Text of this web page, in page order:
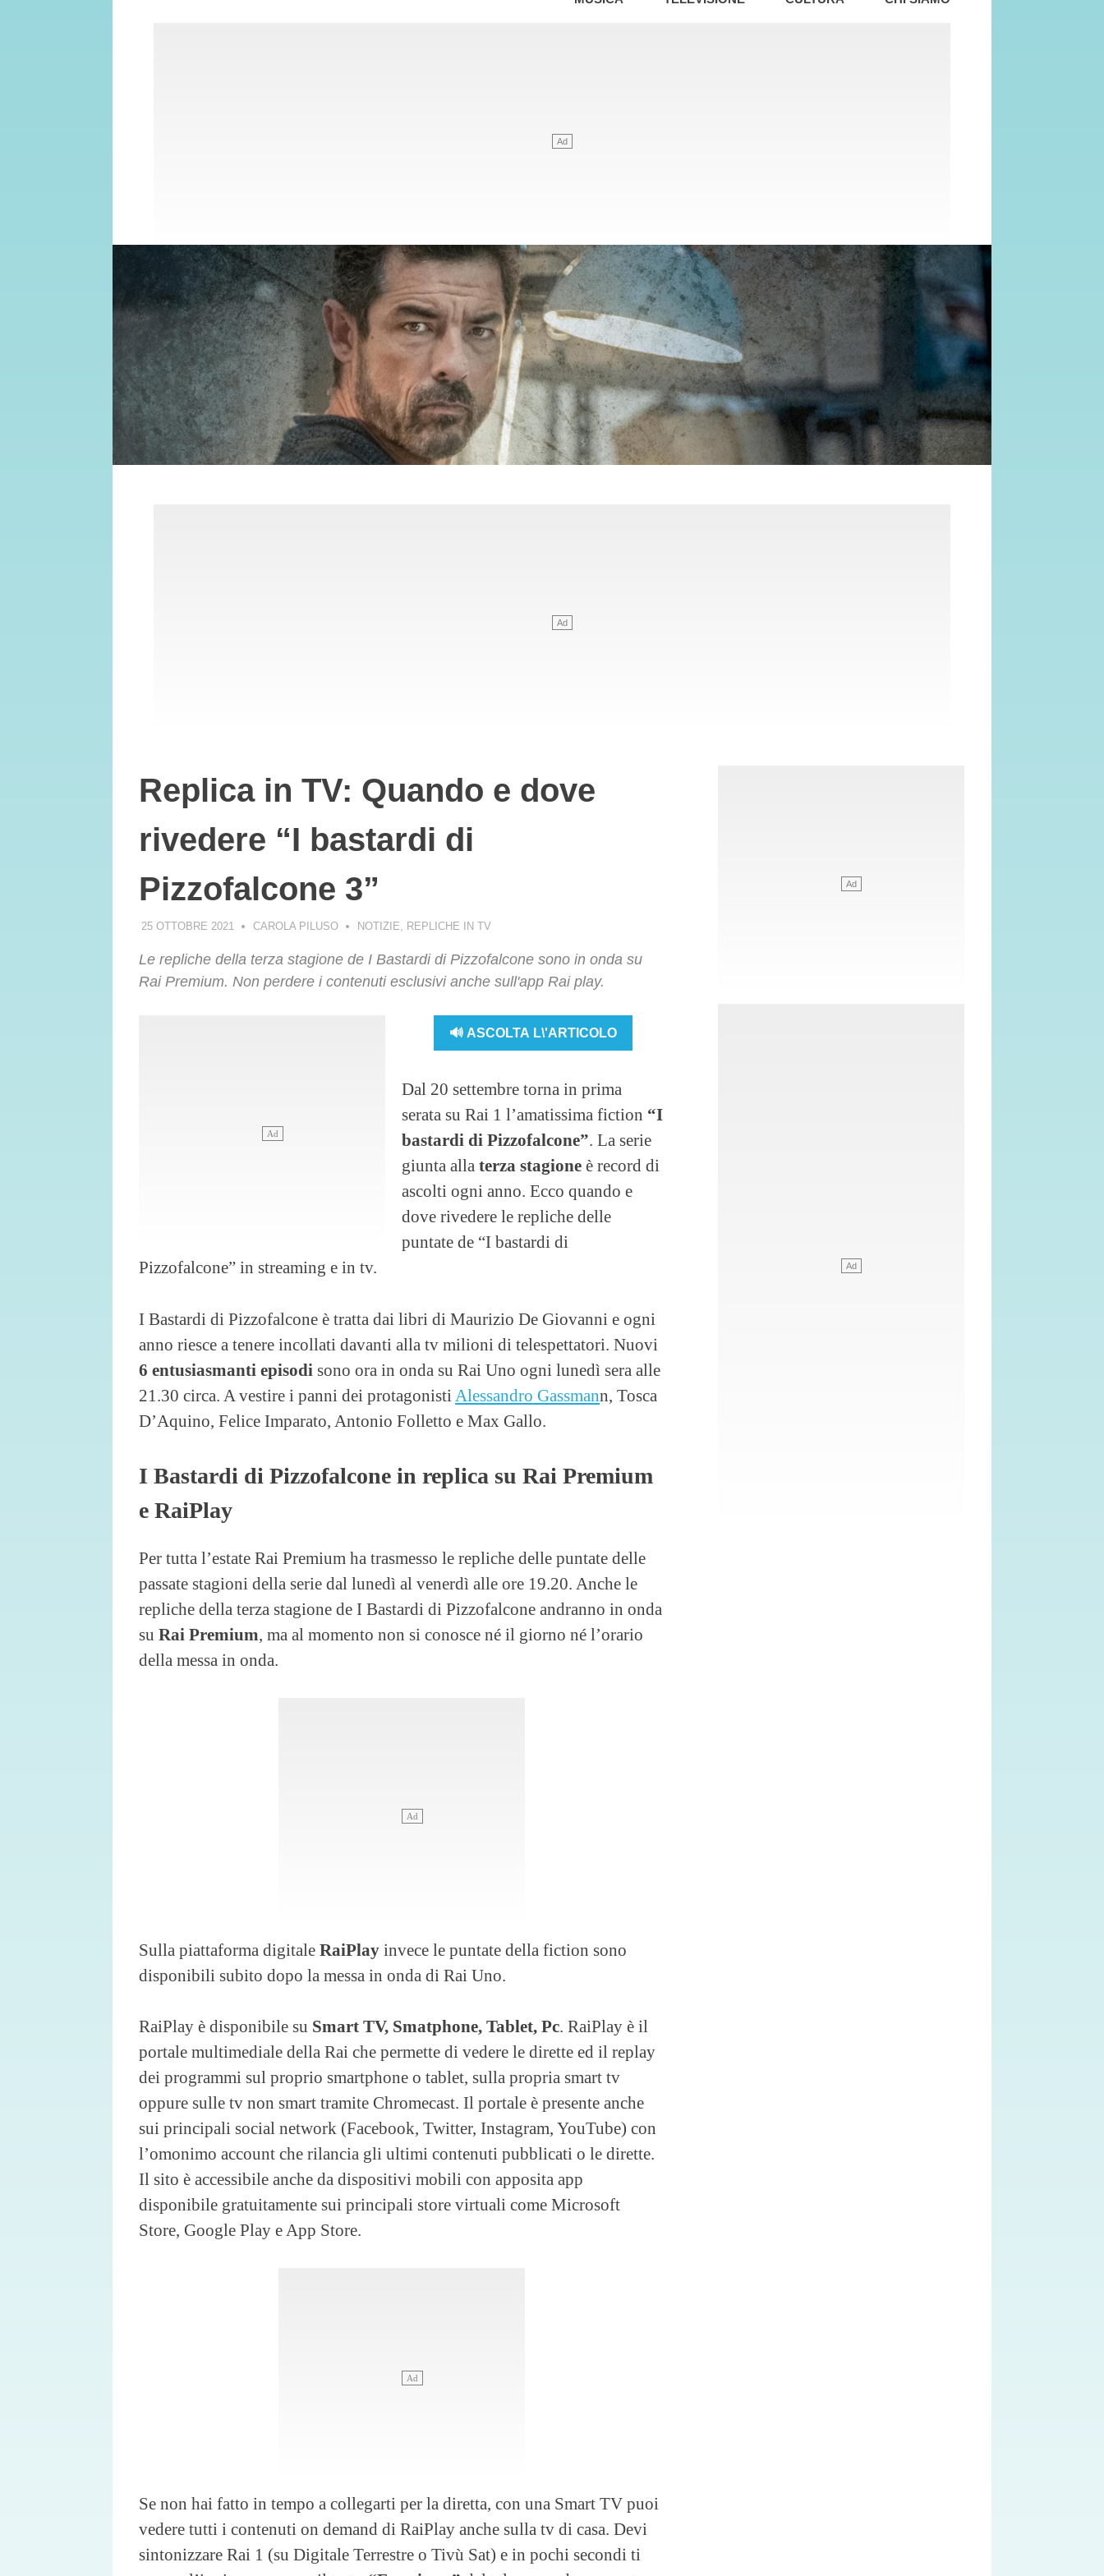
Replica in TV: Quando e dove
rivedere “I bastardi di
Pizzofalcone 3”
25 OTTOBRE 2021 CAROLA PILUSO NOTIZIE, REPLICHE IN TV
Le repliche della terza stagione de I Bastardi di Pizzofalcone sono in onda su
Rai Premium. Non perdere i contenuti esclusivi anche sull'app Rai play.
🔊 ASCOLTA L\'ARTICOLO
Dal 20 settembre torna in prima
serata su Rai 1 l’amatissima fiction “I
bastardi di Pizzofalcone”. La serie
giunta alla terza stagione è record di
ascolti ogni anno. Ecco quando e
dove rivedere le repliche delle
puntate de “I bastardi di
Pizzofalcone” in streaming e in tv.
I Bastardi di Pizzofalcone è tratta dai libri di Maurizio De Giovanni e ogni
anno riesce a tenere incollati davanti alla tv milioni di telespettatori. Nuovi
6 entusiasmanti episodi sono ora in onda su Rai Uno ogni lunedì sera alle
21.30 circa. A vestire i panni dei protagonisti Alessandro Gassmann, Tosca
D’Aquino, Felice Imparato, Antonio Folletto e Max Gallo.
I Bastardi di Pizzofalcone in replica su Rai Premium
e RaiPlay
Per tutta l’estate Rai Premium ha trasmesso le repliche delle puntate delle
passate stagioni della serie dal lunedì al venerdì alle ore 19.20. Anche le
repliche della terza stagione de I Bastardi di Pizzofalcone andranno in onda
su Rai Premium, ma al momento non si conosce né il giorno né l’orario
della messa in onda.
Sulla piattaforma digitale RaiPlay invece le puntate della fiction sono
disponibili subito dopo la messa in onda di Rai Uno.
RaiPlay è disponibile su Smart TV, Smatphone, Tablet, Pc. RaiPlay è il
portale multimediale della Rai che permette di vedere le dirette ed il replay
dei programmi sul proprio smartphone o tablet, sulla propria smart tv
oppure sulle tv non smart tramite Chromecast. Il portale è presente anche
sui principali social network (Facebook, Twitter, Instagram, YouTube) con
l’omonimo account che rilancia gli ultimi contenuti pubblicati o le dirette.
Il sito è accessibile anche da dispositivi mobili con apposita app
disponibile gratuitamente sui principali store virtuali come Microsoft
Store, Google Play e App Store.
Se non hai fatto in tempo a collegarti per la diretta, con una Smart TV puoi
vedere tutti i contenuti on demand di RaiPlay anche sulla tv di casa. Devi
sintonizzare Rai 1 (su Digitale Terrestre o Tivù Sat) e in pochi secondi ti